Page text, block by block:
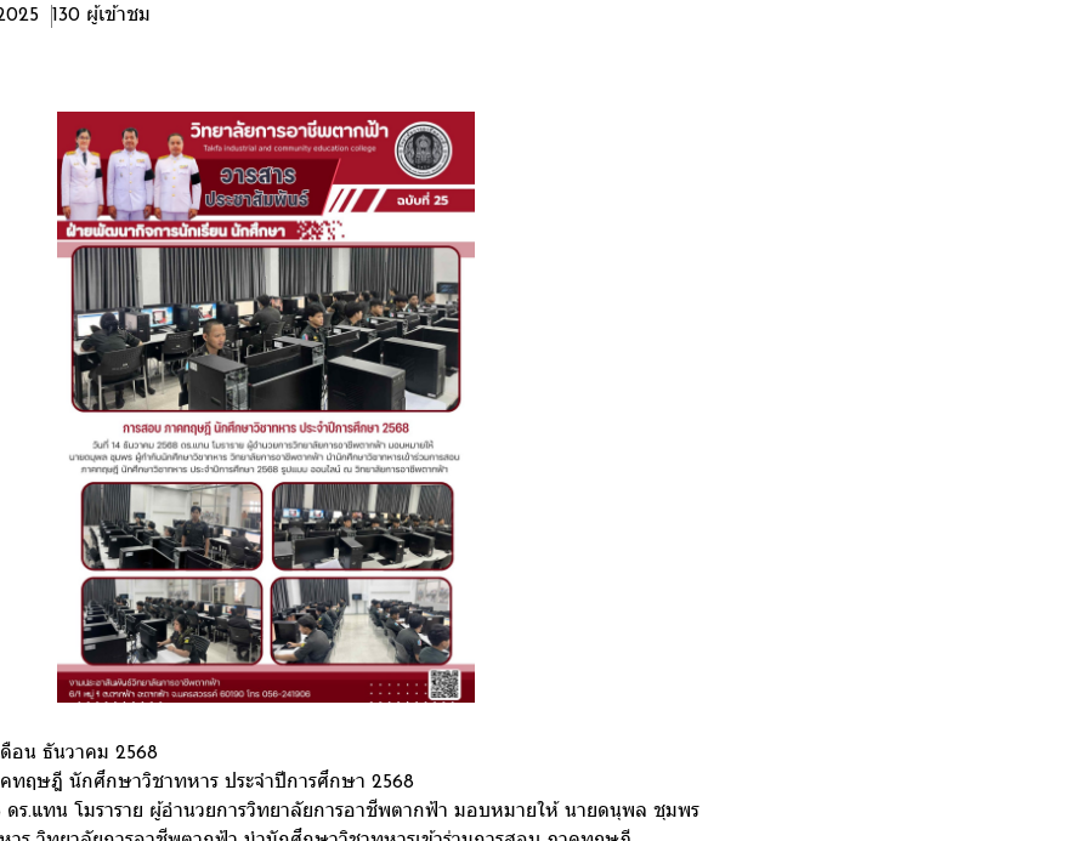
130 ผู้เข้าชม
ดือน ธันวาคม 2568
ทฤษฎี นักศึกษาวิชาทหาร ประจำปีการศึกษา 2568
ดร.แทน โมราราย ผู้อำนวยการวิทยาลัยการอาชีพตากฟ้า มอบหมายให้ นายดนุพล ชุมพร